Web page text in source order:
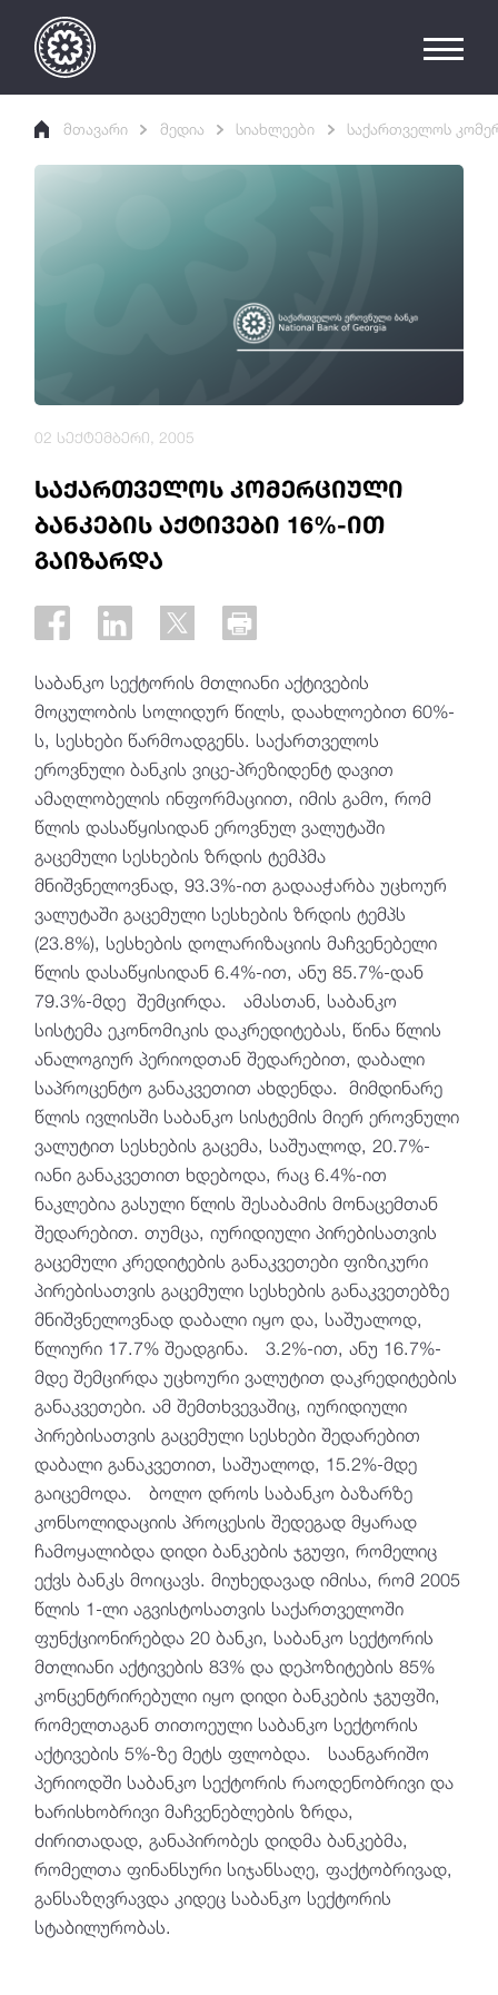
მთავარი მედია სიახლეები საქართველოს
საქართველოს კომერციული
ბანკების აქტივები 16%-ით
გაიზარდა
02 სექტემბერი, 2005
საბანკო სექტორის მთლიანი აქტივების
მოცულობის სოლიდურ წილს, დაახლოებით 60%-
ს, სესხები წარმოადგენს. საქართველოს
ეროვნული ბანკის ვიცე-პრეზიდენტ დავით
ამაღლობელის ინფორმაციით, იმის გამო, რომ
წლის დასაწყისიდან ეროვნულ ვალუტაში
გაცემული სესხების ზრდის ტემპმა
მნიშვნელოვნად, 93.3%-ით გადააჭარბა უცხოურ
ვალუტაში გაცემული სესხების ზრდის ტემპს
(23.8%), სესხების დოლარიზაციის მაჩვენებელი
წლის დასაწყისიდან 6.4%-ით, ანუ 85.7%-დან
79.3%-მდე შემცირდა. ამასთან, საბანკო
სისტემა ეკონომიკის დაკრედიტებას, წინა წლის
ანალოგიურ პერიოდთან შედარებით, დაბალი
საპროცენტო განაკვეთით ახდენდა. მიმდინარე
წლის ივლისში საბანკო სისტემის მიერ ეროვნული
ვალუტით სესხების გაცემა, საშუალოდ, 20.7%-
იანი განაკვეთით ხდებოდა, რაც 6.4%-ით
ნაკლებია გასული წლის შესაბამის მონაცემთან
შედარებით. თუმცა, იურიდიული პირებისათვის
გაცემული კრედიტების განაკვეთები ფიზიკური
პირებისათვის გაცემული სესხების განაკვეთებზე
მნიშვნელოვნად დაბალი იყო და, საშუალოდ,
წლიური 17.7% შეადგინა. 3.2%-ით, ანუ 16.7%-
მდე შემცირდა უცხოური ვალუტით დაკრედიტების
განაკვეთები. ამ შემთხვევაშიც, იურიდიული
პირებისათვის გაცემული სესხები შედარებით
დაბალი განაკვეთით, საშუალოდ, 15.2%-მდე
გაიცემოდა. ბოლო დროს საბანკო ბაზარზე
კონსოლიდაციის პროცესის შედეგად მყარად
ჩამოყალიბდა დიდი ბანკების ჯგუფი, რომელიც
ექვს ბანკს მოიცავს. მიუხედავად იმისა, რომ 2005
წლის 1-ლი აგვისტოსათვის საქართველოში
ფუნქციონირებდა 20 ბანკი, საბანკო სექტორის
მთლიანი აქტივების 83% და დეპოზიტების 85%
კონცენტრირებული იყო დიდი ბანკების ჯგუფში,
რომელთაგან თითოეული საბანკო სექტორის
აქტივების 5%-ზე მეტს ფლობდა. საანგარიშო
პერიოდში საბანკო სექტორის რაოდენობრივი და
ხარისხობრივი მაჩვენებლების ზრდა,
ძირითადად, განაპირობეს დიდმა ბანკებმა,
რომელთა ფინანსური სიჯანსაღე, ფაქტობრივად,
განსაზღვრავდა კიდეც საბანკო სექტორის
სტაბილურობას.